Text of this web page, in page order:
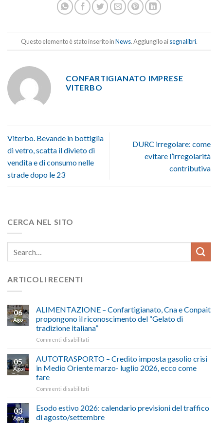
Questo elemento è stato inserito inNews. Aggiungilo aisegnalibri.
CONFARTIGIANATO IMPRESE
VITERBO
Viterbo. Bevande in bottiglia
di vetro, scatta il divieto di
vendita e di consumo nelle
strade dopo le 23
DURC irregolare: come
evitare l’irregolarità
contributiva
CERCA NEL SITO
ARTICOLI RECENTI
06
Ago
ALIMENTAZIONE – Confartigianato, Cna e Conpait
propongono il riconoscimento del “Gelato di
tradizione italiana”
Commenti disabilitati
–
Confartigianato,
Cna
il
riconoscimento
05
Ago
AUTOTRASPORTO – Credito imposta gasolio crisi
in Medio Oriente marzo- luglio 2026, ecco come
fare
Commenti disabilitati
–
Credito
imposta
03
Ago
Esodo estivo 2026: calendario previsioni del traffico
di agosto/settembre